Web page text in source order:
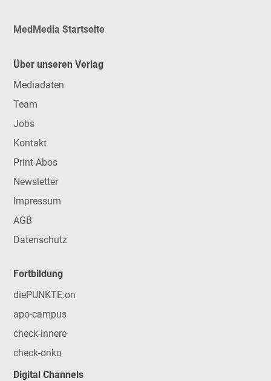
MedMedia Startseite
Über unseren Verlag
Mediadaten
Team
Jobs
Kontakt
Print-Abos
Newsletter
Impressum
AGB
Datenschutz
Fortbildung
diePUNKTE:on
apo-campus
check-innere
check-onko
Digital Channels